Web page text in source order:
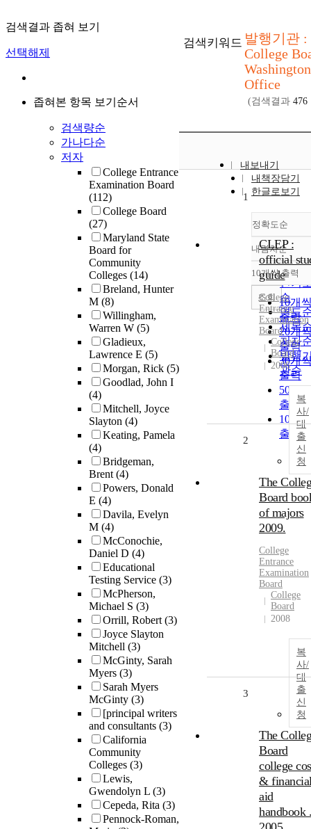
검색결과 좁혀 보기
선택해제
좁혀본 항목 보기순서
검색량순
가나다순
저자
College Entrance
Examination Board
(112)
College Board
(27)
Maryland State
Board for
Community
Colleges (14)
Breland, Hunter
M (8)
Willingham,
Warren W (5)
Gladieux,
Lawrence E (5)
Morgan, Rick (5)
Goodlad, John I
(4)
Mitchell, Joyce
Slayton (4)
Keating, Pamela
(4)
Bridgeman,
Brent(4)
Powers, Donald
E (4)
Davila, Evelyn
M (4)
McConochie,
Daniel D (4)
Educational
Testing Service (3)
McPherson,
Michael S (3)
Orrill, Robert(3)
Joyce Slayton
Mitchell (3)
McGinty, Sarah
Myers (3)
Sarah Myers
McGinty (3)
[principal writers
and consultants (3)
California
Community
Colleges (3)
Lewis,
Gwendolyn L (3)
Cepeda, Rita (3)
Pennock-Roman,
검색키워드 발행기관 :
College
Washington
Office
(검색결과 476
내보내기
내책장담기
한글로보기
정확도순
정확
순
인기
순
연도
제목
저자
발행
관순
내림차순
내림
10개씩 출력
10개
출력
20개
출력
30개
출력
50개
출력
100개
출력
조회
1
CLEP :
official
guide
College
Entrance
Examination
Board
College
Board
2006
복
사/
대
출
신
청
2
The
Board
of majors
2009.
College
Entrance
Examination
Board
College
Board
2008
복
사/
대
출
신
청
3
The
Board
college
&
aid
handbook .